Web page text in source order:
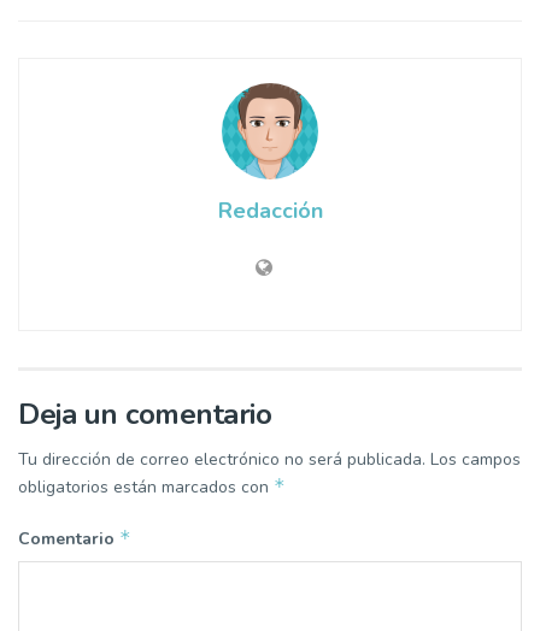
Redacción
Deja un comentario
Tu dirección de correo electrónico no será publicada. Los campos
obligatorios están marcados con *
Comentario *